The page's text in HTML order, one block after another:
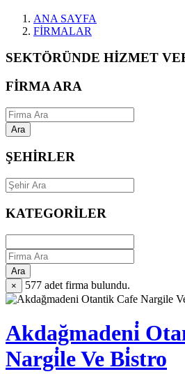
ANA SAYFA
FİRMALAR
SEKTÖRÜNDE HİZMET
FİRMA ARA
Ara
ŞEHİRLER
KATEGORİLER
Ara
×
577 adet firma bulundu.
Akdağmadeni̇
Nargi̇le Ve Bi̇stro